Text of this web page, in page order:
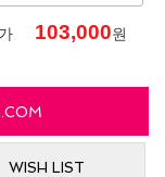
103,000원
WISH LIST